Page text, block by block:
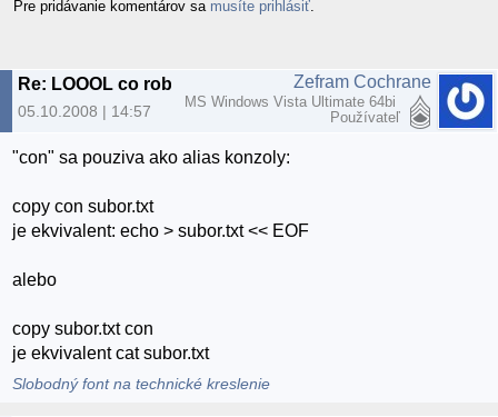
Pre pridávanie komentárov sa musíte prihlásiť
Re: LOOOL co robi Windows (extra dobre)
05.10.2008 | 14:57
Zefram Cochrane
MS Windows Vista Ultimate 64bi
Používateľ
"con" sa pouziva ako alias konzoly:
copy con subor.txt
je ekvivalent: echo > subor.txt << EOF
alebo
copy subor.txt con
je ekvivalent cat subor.txt
Slobodný font na technické kreslenie